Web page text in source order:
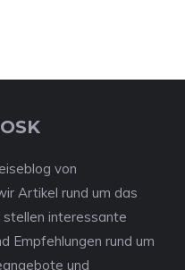
von
Artikel rund um das
stellen interessante
Empfehlungen rund um
und